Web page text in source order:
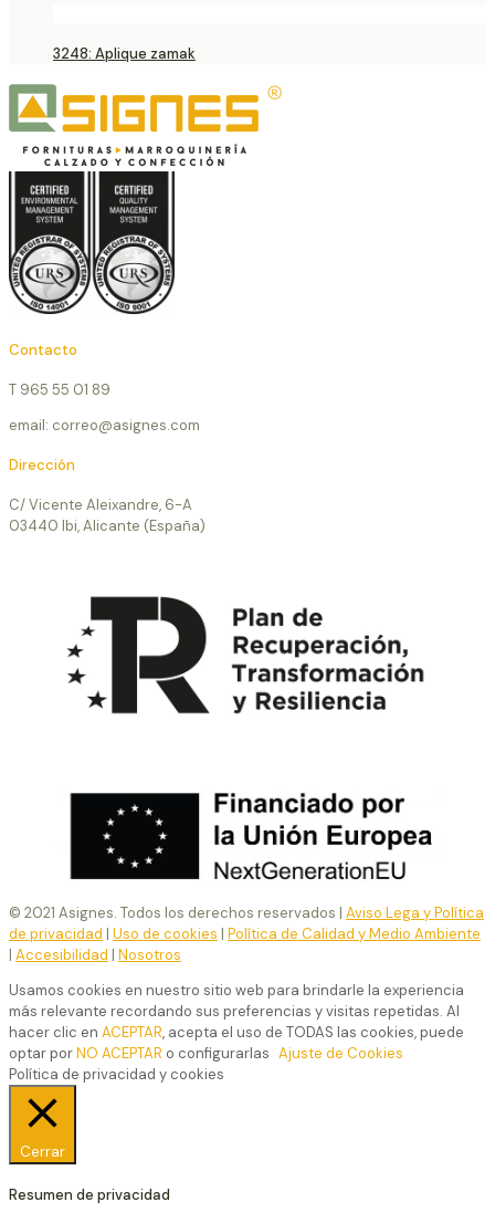
3248: Aplique zamak
Contacto
T 965 55 01 89
email: correo@asignes.com
Dirección
C/ Vicente Aleixandre, 6-A
03440 Ibi, Alicante (España)
© 2021 Asignes. Todos los derechos reservados | Aviso Lega y Política
de privacidad | Uso de cookies | Política de Calidad y Medio Ambiente
| Accesibilidad | Nosotros
Usamos cookies en nuestro sitio web para brindarle la experiencia
más relevante recordando sus preferencias y visitas repetidas. Al
hacer clic en ACEPTAR, acepta el uso de TODAS las cookies, puede
optar porNO ACEPTAR o configurarlas Ajuste de Cookies
Política de privacidad y cookies
Cerrar
Resumen de privacidad